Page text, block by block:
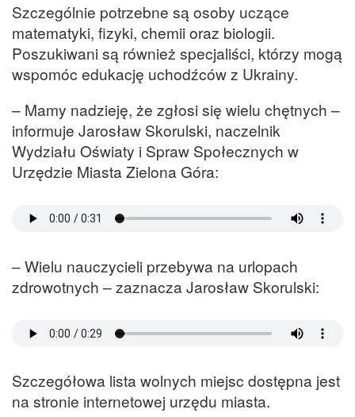
Szczególnie potrzebne są osoby uczące
matematyki, fizyki, chemii oraz biologii.
Poszukiwani są również specjaliści, którzy mogą
wspomóc edukację uchodźców z Ukrainy.
– Mamy nadzieję, że zgłosi się wielu chętnych –
informuje Jarosław Skorulski, naczelnik
Wydziału Oświaty i Spraw Społecznych w
Urzędzie Miasta Zielona Góra:
– Wielu nauczycieli przebywa na urlopach
zdrowotnych – zaznacza Jarosław Skorulski:
Szczegółowa lista wolnych miejsc dostępna jest
na stronie internetowej urzędu miasta.